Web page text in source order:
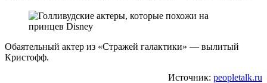
Обаятельный актер из «Стражей галактики» — вылитый
Кристофф.
Источник: peopletalk.ru